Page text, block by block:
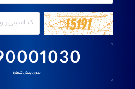
بدون پیش شماره